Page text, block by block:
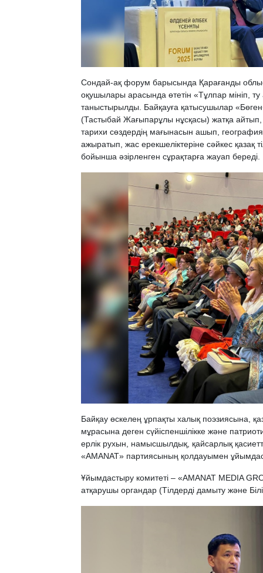
Сондай-ақ форум барысында Қарағанды
оқушылары арасында өтетін «Тұлпар мініп,
таныстырылды. Байқауға қатысушылар
(Тастыбай Жағыпарұлы нұсқасы) жатқа айтып,
тарихи сөздердің мағынасын ашып,
ажыратып, жас ерекшеліктеріне сәйкес қазақ
бойынша әзірленген сұрақтарға жауап береді.
Байқау өскелең ұрпақты халық поэзиясына,
мұрасына деген сүйіспеншілікке және
ерлік рухын, намысшылдық, қайсарлық
«AMANAT» партиясының қолдауымен
Ұйымдастыру комитеті – «AMANAT MEDIA
атқарушы органдар (Тілдерді дамыту және